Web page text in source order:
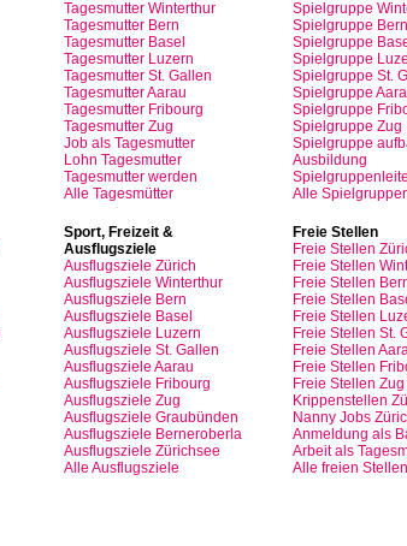
TagesmutterWinterthur
TagesmutterBern
TagesmutterBasel
Tagesmutter Luzern
TagesmutterSt. Gallen
TagesmutterAarau
Tagesmutter Fribourg
Tagesmutter Zug
Job als Tagesmutter
Lohn Tagesmutter
Tagesmutter werden
Alle Tagesmütter
Spielgruppe
Spielgruppe Bern
Spielgruppe
Spielgruppe
Spielgruppe St.
Spielgruppe
Spielgruppe
Spielgruppe Zug
Spielgruppe
Ausbildung
Alle
Sport, Freizeit&
Ausflugsziele
Ausflugsziele Zürich
Ausflugsziele Winterthur
Ausflugsziele Bern
Ausflugsziele Basel
Ausflugsziele Luzern
Ausflugsziele St. Gallen
Ausflugsziele Aarau
Ausflugsziele Fribourg
Ausflugsziele Zug
Ausflugsziele Graubünden
Ausflugsziele Berneroberla
Ausflugsziele Zürichsee
Alle Ausflugsziele
Freie Stellen
Freie Stellen
Freie Stellen
Freie Stellen
Freie Stellen
Freie Stellen
Freie Stellen St.
Freie Stellen
Freie Stellen
Freie Stellen Zug
Krippenstellen
Nanny Jobs
Anmeldung als
Arbeit als
Alle freien Stellen